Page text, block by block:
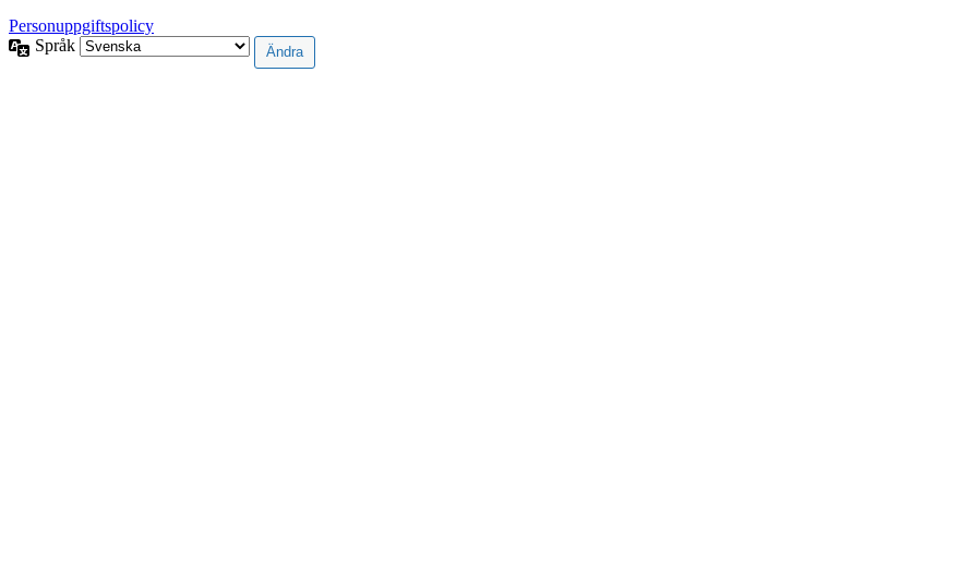
Personuppgiftspolicy
Språk